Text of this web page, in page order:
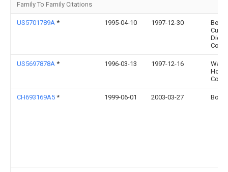
Family To Family Citations
US5701789A * 1995-04-10 1997-12-30
Best
Die
US5697878A * 1996-03-13 1997-12-16
Ward
CH693169A5 * 1999-06-01 2003-03-27